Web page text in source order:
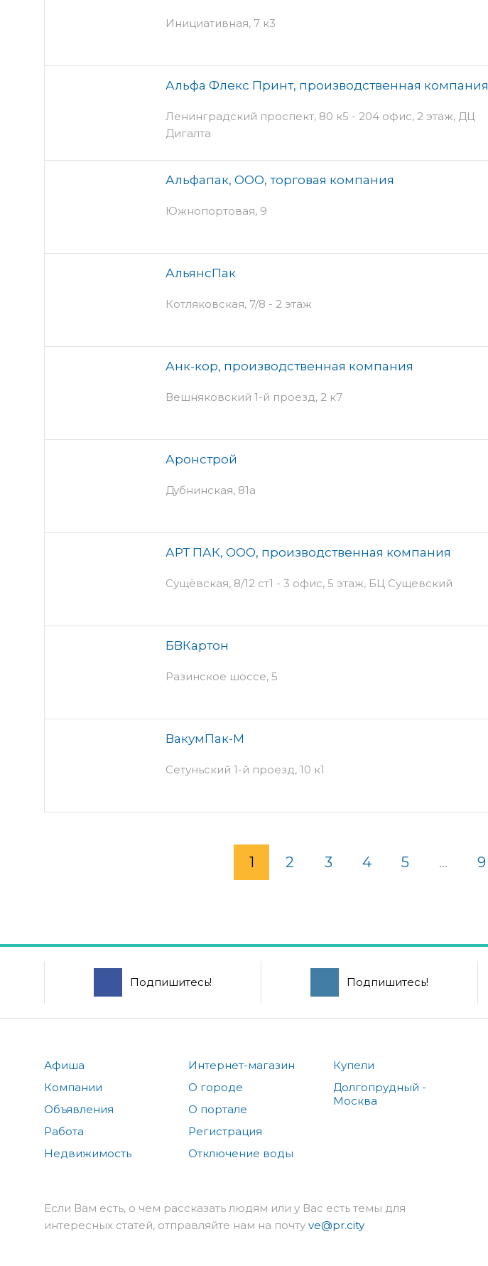
Инициативная, 7 к3
Альфа Флекс Принт, производственная компания
Ленинградский проспект, 80 к5 - 204 офис, 2 этаж, ДЦ
Дигалта
Альфапак, ООО, торговая компания
Южнопортовая, 9
АльянсПак
Котляковская, 7/8 - 2 этаж
Анк-кор, производственная компания
Вешняковский 1-й проезд, 2 к7
Аронстрой
Дубнинская, 81а
АРТ ПАК, ООО, производственная компания
Сущёвская, 8/12 ст1 - 3 офис, 5 этаж, БЦ Сущевский
БВКартон
Разинское шоссе, 5
ВакумПак-М
Сетуньский 1-й проезд, 10 к1
1 2 3 4 5 ... 9
Подпишитесь! Подпишитесь!
Афиша
Компании
Объявления
Работа
Недвижимость
Интернет-магазин
О городе
О портале
Регистрация
Отключение воды
Купели
Долгопрудный -
Москва
Если Вам есть, о чем рассказать людям или у Вас есть темы для
интересных статей, отправляйте нам на почту ve@pr.city